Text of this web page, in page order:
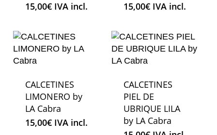
15,00€ IVA incl.
15,00€ IVA incl.
CALCETINES
LIMONERO by
LA Cabra
15,00€ IVA incl.
CALCETINES
PIEL DE
UBRIQUE LILA
by LA Cabra